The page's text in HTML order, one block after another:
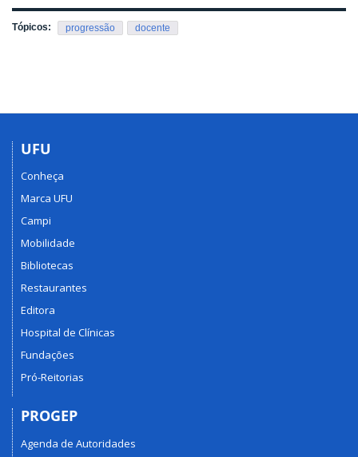
Tópicos: progressão docente
UFU
Conheça
Marca UFU
Campi
Mobilidade
Bibliotecas
Restaurantes
Editora
Hospital de Clínicas
Fundações
Pró-Reitorias
PROGEP
Agenda de Autoridades